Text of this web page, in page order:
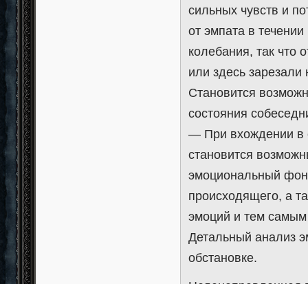
сильных чувств и
от эмпата в
колебания, так что
или здесь зарезали
Становится
состояния
— При вхождении в
становится
эмоциональный фон
происходящего, а
эмоций и тем самым
Детальный анализ
обстановке.